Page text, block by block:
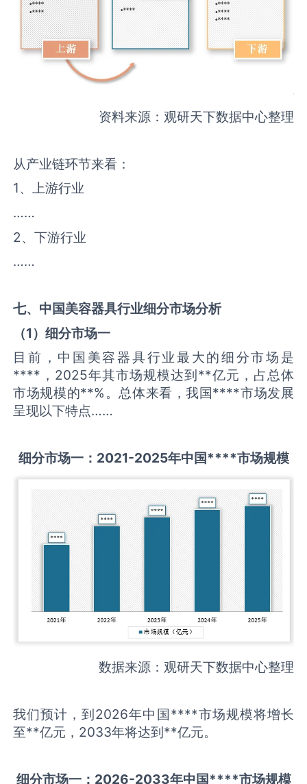
资料来源：观研天下数据中心整理
从产业链环节来看：
1、上游行业
……
2、下游行业
……
七、中国美容器具行业细分市场分析
（1）细分市场一
目前，中国美容器具行业最大的细分市场是
****，2025年其市场规模达到**亿元，占总体
市场规模的**%。总体来看，我国****市场发展
呈现以下特点……
细分市场一： 2021-2025年中国****市场规模
数据来源：观研天下数据中心整理
我们预计，到2026年中国****市场规模将增长
至**亿元，2033年将达到**亿元。
细分市场一： 2026-2033年中国****市场规模